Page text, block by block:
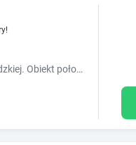
Serdecznie zapraszamy na wypoczynek w Kotlinie Kłodzkiej. Obiekt położony jest między Górami Stołowymi a Górami Sowimi